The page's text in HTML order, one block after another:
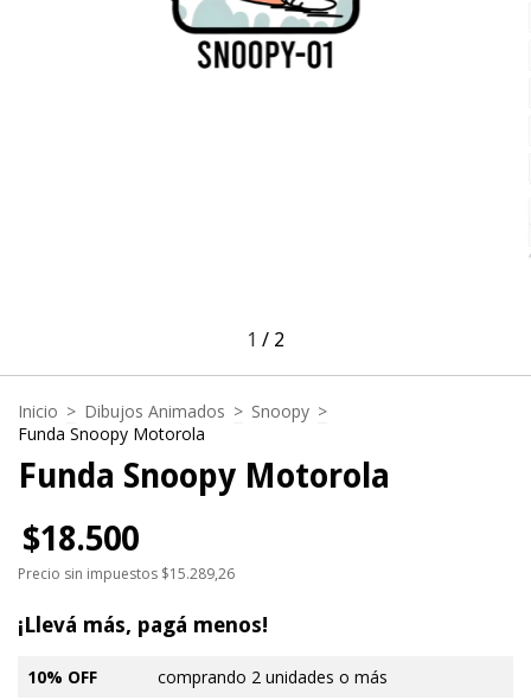
1 / 2
Inicio > Dibujos Animados > Snoopy >
Funda Snoopy Motorola
Funda Snoopy Motorola
$18.500
Precio sin impuestos $15.289,26
¡Llevá más, pagá menos!
10% OFF
comprando 2 unidades o más